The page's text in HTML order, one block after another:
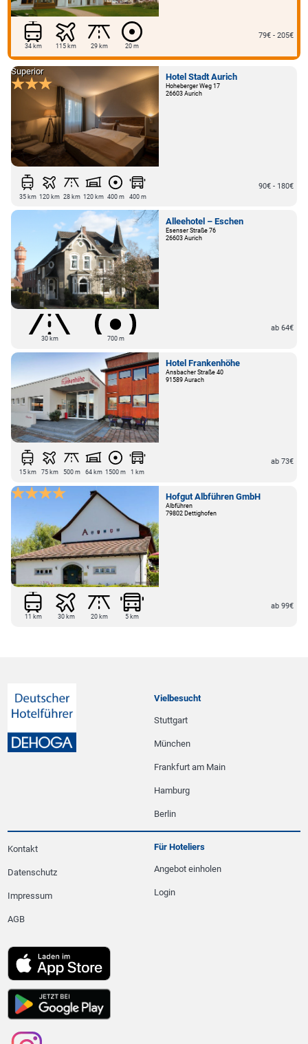
34 km 115 km 29 km 20 m
79€ - 205€
Hotel Stadt Aurich
Hoheberger Weg 17
26603 Aurich
Superior
35 km 120 km 28 km 120 km 400 m 400 m
90€ - 180€
Alleehotel – Eschen
Esenser Straße 76
26603 Aurich
30 km 700 m
ab 64€
Hotel Frankenhöhe
Ansbacher Straße 40
91589 Aurach
15 km 75 km 500 m 64 km 1500 m 1 km
ab 73€
Hofgut Albführen GmbH
Albführen
79802 Dettighofen
11 km 30 km 20 km 5 km
ab 99€
Vielbesucht
Stuttgart
München
Frankfurt am Main
Hamburg
Berlin
Kontakt
Datenschutz
Impressum
AGB
Für Hoteliers
Angebot einholen
Login